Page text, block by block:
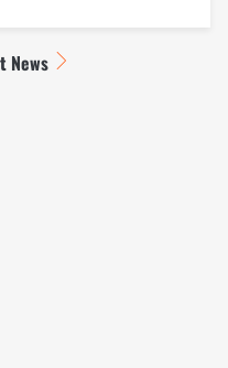
News